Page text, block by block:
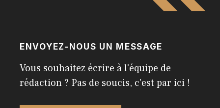
ENVOYEZ-NOUS UN MESSAGE
Vous souhaitez écrire à l'équipe de
rédaction ? Pas de soucis, c'est par ici !